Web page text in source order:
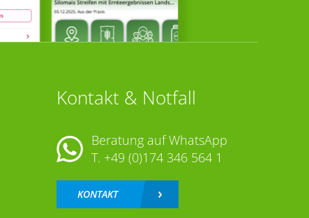
Kontakt & Notfall
Beratung auf WhatsApp
T. +49 (0)174 346 564 1
KONTAKT